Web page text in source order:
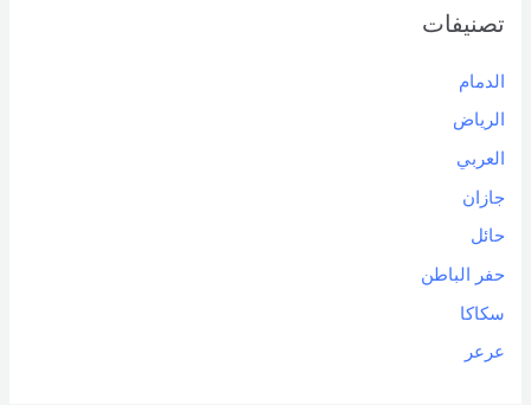
تصنيفات
الدمام
الرياض
العربي
جازان
حائل
حفر الباطن
سكاكا
عرعر